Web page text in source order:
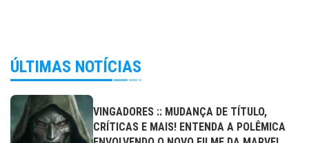
ÚLTIMAS NOTÍCIAS
VINGADORES :: MUDANÇA DE TÍTULO,
CRÍTICAS E MAIS! ENTENDA A POLÊMICA